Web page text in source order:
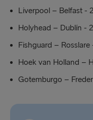
Liverpool – Belfast -
Holyhead – Dublín -
Fishguard –
Hoek van Holland –
Gotemburgo –